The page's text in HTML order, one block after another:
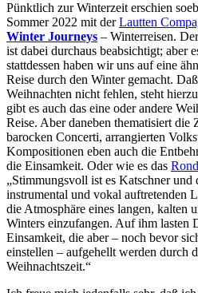
Pünktlich zur Winterzeit erschien
Sommer 2022 mit derLautten
Winter Journeys – Winterreisen.
ist dabei durchaus beabsichtigt; aber
stattdessen haben wir uns auf eine
Reise durch den Winter gemacht.
Weihnachten nicht fehlen, steht
gibt es auch das eine oder andere
Reise. Aber daneben thematisiert die
barocken Concerti, arrangierten
Kompositionen eben auch die
die Einsamkeit. Oder wie es das
„Stimmungsvoll ist es Katschner und
instrumental und vokal auftretenden
die Atmosphäre eines langen, kalten
Winters einzufangen. Auf ihm lasten
Einsamkeit, die aber – noch bevor
einstellen – aufgehellt werden durch
Weihnachtszeit.“